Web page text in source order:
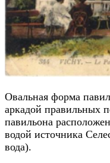
Овальная форма
аркадой правильных
павильона
водой источника
вода).